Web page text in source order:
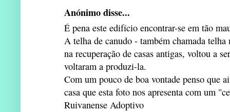
Anónimo disse...
É pena este edifício encontrar-se em tão
A telha de canudo - também chamada
na recuperação de casas antigas, voltou a
voltaram a produzi-la.
Com um pouco de boa vontade penso que
casa que esta foto nos apresenta com um
Ruivanense Adoptivo